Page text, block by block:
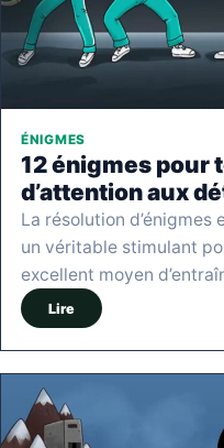
ÉNIGMES
12 énigmes pour
d’attention aux
La résolution
un véritable stimulant
excellent moyen
Lire